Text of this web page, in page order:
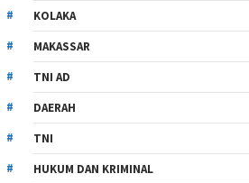
KOLAKA
MAKASSAR
TNI AD
DAERAH
TNI
HUKUM DAN KRIMINAL